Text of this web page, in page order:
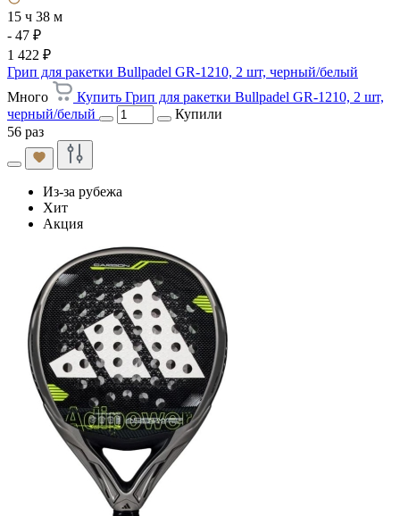
15 ч 38 м
- 47 ₽
1 422 ₽
Грип для ракетки Bullpadel GR-1210, 2 шт, черный/белый
Много
Купить Грип для ракетки Bullpadel GR-1210, 2 шт,
черный/белый
Купили
56 раз
Из-за рубежа
Хит
Акция